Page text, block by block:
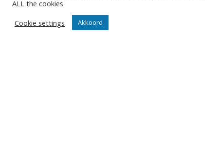
Privacy Policy
ALL the cookies.
Cookie settings
Akkoord